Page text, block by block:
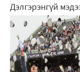
Дэлгэрэнгүй